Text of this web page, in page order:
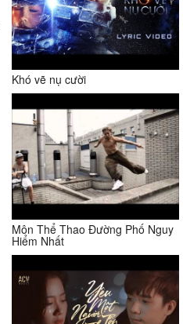
Khó vẽ nụ cười
Môn Thể Thao Đường Phố Nguy
Hiểm Nhất